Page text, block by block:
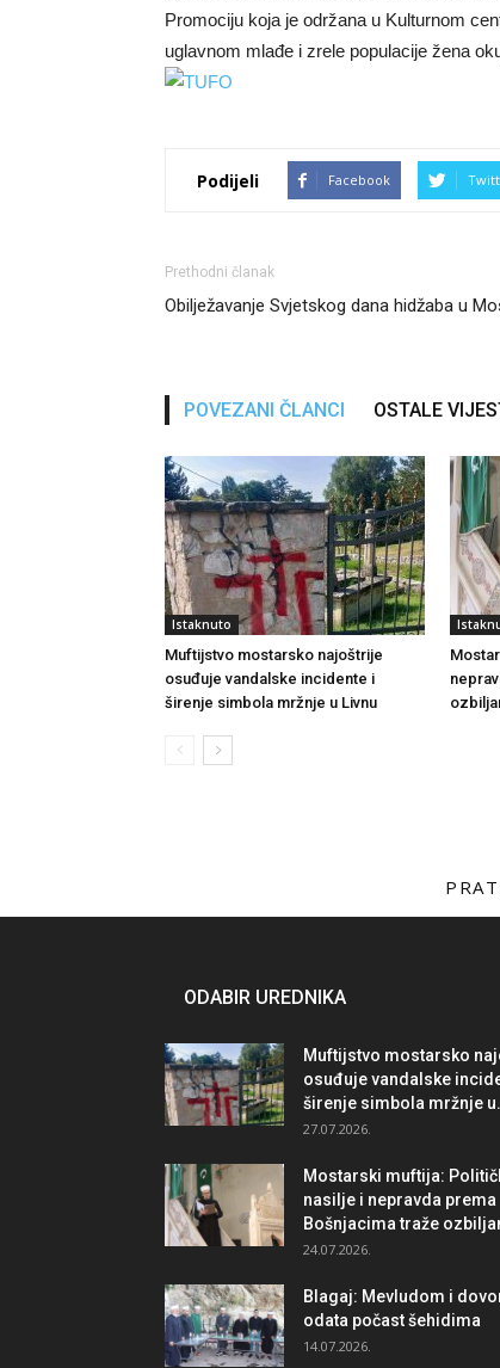
Promociju koja je održana u Kulturnom
uglavnom mlađe i zrele populacije žena
Podijeli Facebook
Prethodni članak
Obilježavanje Svjetskog dana hidžaba u
POVEZANI ČLANCI OSTALE
Istaknuto
Muftijstvo mostarsko najoštrije
osuđuje vandalske incidente i
širenje simbola mržnje u Livnu
ODABIR UREDNIKA
Muftijstvo mostarsko
osuđuje vandalske
širenje simbola mržnje
27.07.2026.
Mostarski muftija:
nasilje i nepravda prema
Bošnjacima traže
24.07.2026.
Blagaj: Mevludom i
odata počast šehidima
14.07.2026.